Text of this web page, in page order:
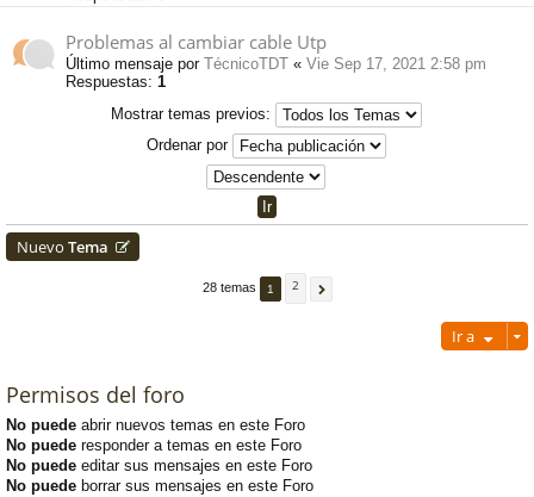
Problemas al cambiar cable Utp
Último mensaje por TécnicoTDT « Vie Sep 17, 2021 2:58 pm
Respuestas: 1
Mostrar temas previos:
Ordenar por
Nuevo Tema
28 temas 1 2
Ir a
Permisos del foro
No puede abrir nuevos temas en este Foro
No puede responder a temas en este Foro
No puede editar sus mensajes en este Foro
No puede borrar sus mensajes en este Foro